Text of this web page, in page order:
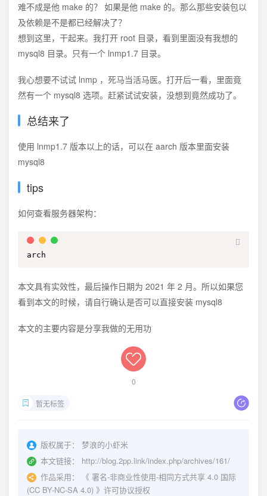
难不成是他 make 的？ 如果是他 make 的。那么那些安装包以
及依赖是不是都已经解决了？
想到这里，干起来。我打开 root 目录，看到里面没有我想的
mysql8 目录。只有一个 lnmp1.7 目录。
我心想要不试试 lnmp ，死马当活马医。打开后一看，里面竟
然有一个 mysql8 选项。赶紧试试安装，没想到竟然成功了。
总结来了
使用 lnmp1.7 版本以上的话，可以在 aarch 版本里面安装
mysql8
tips
如何查看服务器架构：
arch
本文具有实效性，最后操作日期为 2021 年 2 月。所以如果您
看到本文的时候，请自行确认是否可以直接安装 mysql8
本文的主要内容是分享我做的无用功
0
暂无标签
版权属于：
梦浪的小虾米
本文链接：
http://blog.2pp.link/index.php/archives/161/
作品采用：
《 署名-非商业性使用-相同方式共享 4.0 国际
(CC BY-NC-SA 4.0) 》许可协议授权